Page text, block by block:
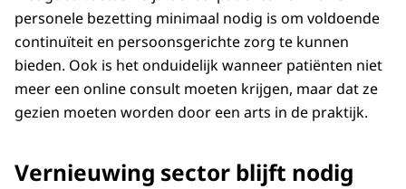
personele bezetting minimaal nodig is om voldoende
continuïteit en persoonsgerichte zorg te kunnen
bieden. Ook is het onduidelijk wanneer patiënten niet
meer een online consult moeten krijgen, maar dat ze
gezien moeten worden door een arts in de praktijk.
Vernieuwing sector blijft nodig